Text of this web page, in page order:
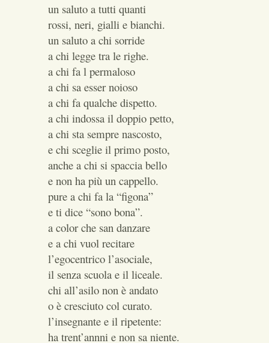
un saluto a tutti quanti
rossi, neri, gialli e bianchi.
un saluto a chi sorride
a chi legge tra le righe.
a chi fa l permaloso
a chi sa esser noioso
a chi fa qualche dispetto.
a chi indossa il doppio petto,
a chi sta sempre nascosto,
e chi sceglie il primo posto,
anche a chi si spaccia bello
e non ha più un cappello.
pure a chi fa la “figona”
e ti dice “sono bona”.
a color che san danzare
e a chi vuol recitare
l’egocentrico l’asociale,
il senza scuola e il liceale.
chi all’asilo non è andato
o è cresciuto col curato.
l’insegnante e il ripetente:
ha trent’annni e non sa niente.